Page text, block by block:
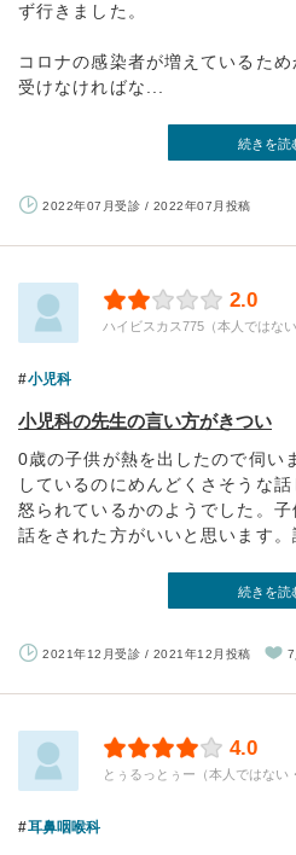
ず行きました。
コロナの感染者が増えているた
受けなければな...
続きを読
2022年07月受診 / 2022年07月投稿
2.0
ハイビスカス775（本人ではな
小児科
小児科の先生の言い方がきつい
0歳の子供が熱を出したので伺い
しているのにめんどくさそうな
怒られているかのようでした。子
話をされた方がいいと思います。
続きを読
2021年12月受診 / 2021年12月投稿
4.0
とぅるっとぅー（本人ではない
耳鼻咽喉科